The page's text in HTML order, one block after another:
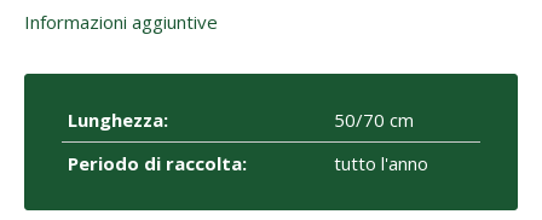
Informazioni aggiuntive
Lunghezza:
50/70 cm
Periodo di raccolta:
tutto l'anno